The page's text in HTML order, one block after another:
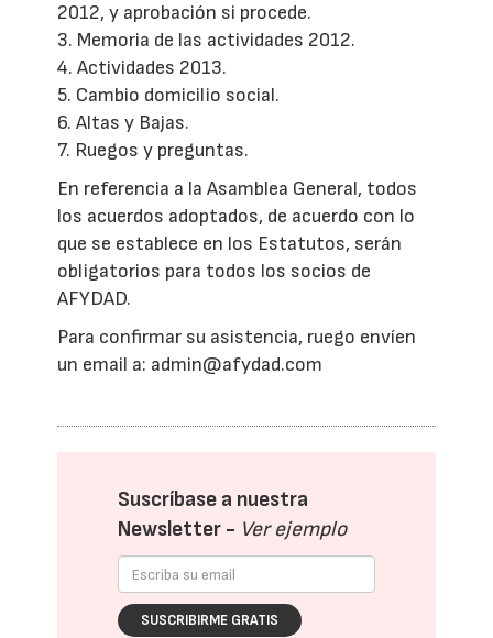
2012, y aprobación si procede.
3. Memoria de las actividades 2012.
4. Actividades 2013.
5. Cambio domicilio social.
6. Altas y Bajas.
7. Ruegos y preguntas.
En referencia a la Asamblea General, todos
los acuerdos adoptados, de acuerdo con lo
que se establece en los Estatutos, serán
obligatorios para todos los socios de
AFYDAD.
Para confirmar su asistencia, ruego envíen
un email a: admin@afydad.com
Suscríbase a nuestra
Newsletter - Ver ejemplo
SUSCRIBIRME GRATIS